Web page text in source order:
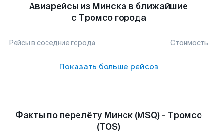
Авиарейсы из Минска в ближайшие
с Тромсо города
Рейсы в соседние города Стоимость
Показать больше рейсов
Факты по перелёту Минск (MSQ) - Тромсо
(TOS)